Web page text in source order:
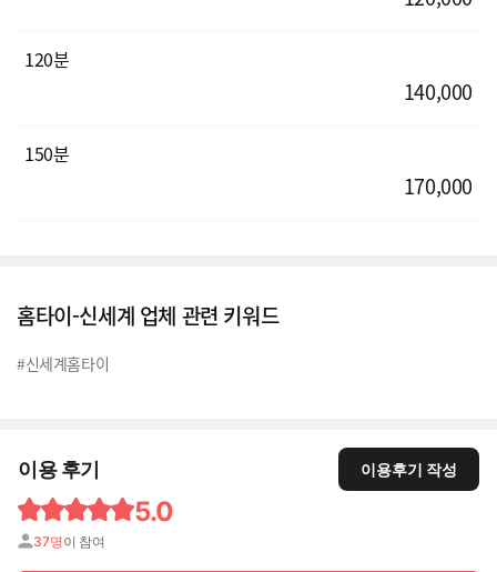
120분
140,000
150분
170,000
홈타이-신세계 업체 관련 키워드
#신세계홈타이
이용 후기 이용후기 작성
5.0
37명 이 참여